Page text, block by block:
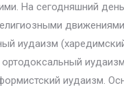
На сегодняшний
иудаизм
иудаизм.